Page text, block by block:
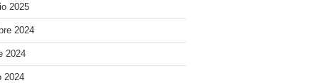
2025
2024
2024
2024